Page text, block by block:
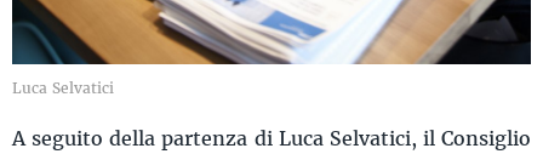
Luca Selvatici
A seguito della partenza di Luca Selvatici, il Consiglio